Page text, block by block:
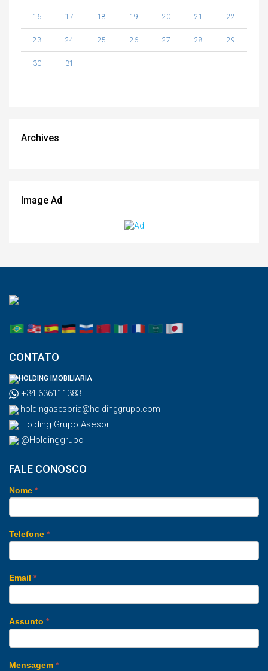
16 17 18 19 20 21 22
23 24 25 26 27 28 29
30 31
Archives
Image Ad
CONTATO
HOLDING IMOBILIARIA
+34 636111383
holdingasesoria@holdinggrupo.com
Holding Grupo Asesor
@Holdinggrupo
FALE CONOSCO
Nome *
Telefone *
Email *
Assunto *
Mensagem *